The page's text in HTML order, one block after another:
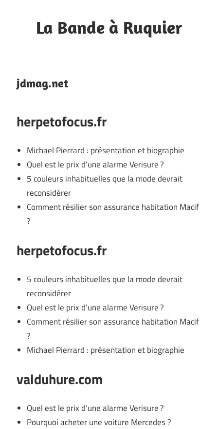
contentLa Bande à Ruquier
jdmag.net
herpetofocus.fr
Michael Pierrard : présentation et biographie
Quel est le prix d’une alarme Verisure ?
5 couleurs inhabituelles que la mode devrait
reconsidérer
Comment résilier son assurance habitation Macif
?
herpetofocus.fr
5 couleurs inhabituelles que la mode devrait
reconsidérer
Quel est le prix d’une alarme Verisure ?
Comment résilier son assurance habitation Macif
?
Michael Pierrard : présentation et biographie
valduhure.com
Quel est le prix d’une alarme Verisure ?
Pourquoi acheter une voiture Mercedes ?